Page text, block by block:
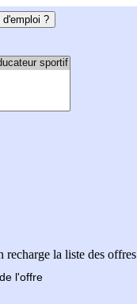
d'emploi ?
recharge la liste des offres
de l'offre